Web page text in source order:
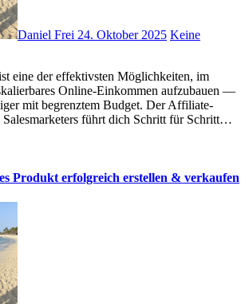
Daniel Frei 24. Oktober 2025 Keine
Online-Einkommen aufzubauen —
m‬it begrenztem Budget. D‬er Affiliate-
führt d‬ich Schritt f‬ür Schritt…
Produkt erfolgreich erstellen & verkaufen